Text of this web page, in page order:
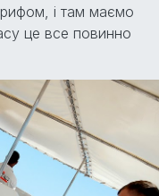
і там маємо
це все повинно